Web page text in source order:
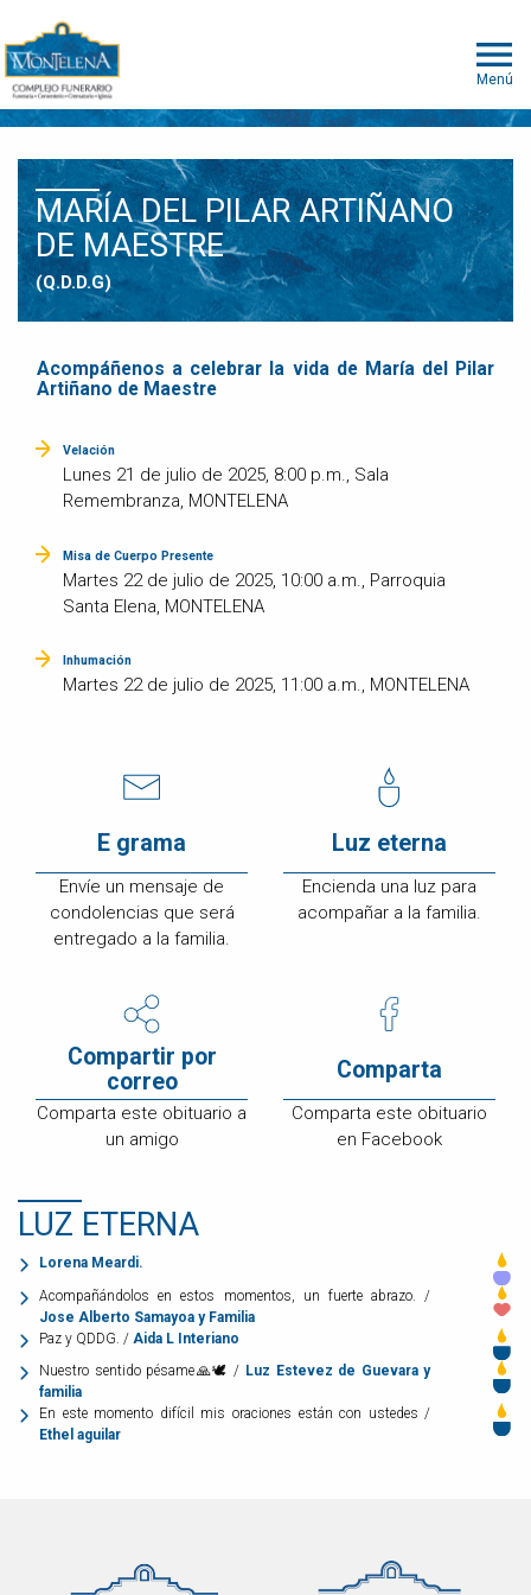
Menú
MARÍA DEL PILAR ARTIÑANO
DE MAESTRE
(Q.D.D.G)
Acompáñenos a celebrar la vida de María del Pilar
Artiñano de Maestre
Velación
Lunes 21 de julio de 2025, 8:00 p.m., Sala
Remembranza, MONTELENA
Misa de Cuerpo Presente
Martes 22 de julio de 2025, 10:00 a.m., Parroquia
Santa Elena, MONTELENA
Inhumación
Martes 22 de julio de 2025, 11:00 a.m., MONTELENA
E grama
Envíe un mensaje de
condolencias que será
entregado a la familia.
Luz eterna
Encienda una luz para
acompañar a la familia.
Compartir por
correo
Comparta este obituario a
un amigo
Comparta
Comparta este obituario
en Facebook
LUZ ETERNA
Lorena Meardi.
Acompañándolos en estos momentos, un fuerte abrazo. /
Jose Alberto Samayoa y Familia
Paz y QDDG. / Aida L Interiano
Nuestro sentido pésame🙏🕊️ / Luz Estevez de Guevara y
familia
En este momento difícil mis oraciones están con ustedes /
Ethel aguilar